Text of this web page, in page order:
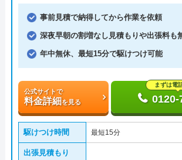
事前見積で納得してから作業を依頼
深夜早朝の割増なし見積もりや出張料も
年中無休、最短15分で駆けつけ可能
公式サイトで
料金詳細を見る
まずは電
0120-
駆けつけ時間 最短15分
出張見積もり